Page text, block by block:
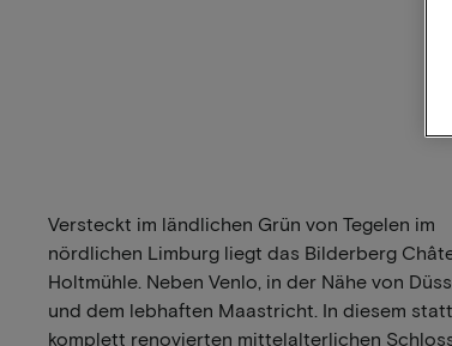
Versteckt im ländlichen Grün von Tegelen im
nördlichen Limburg liegt das Bilderberg
Holtmühle. Neben Venlo, in der Nähe von
und dem lebhaften Maastricht. In diesem
komplett renovierten mittelalterlichen